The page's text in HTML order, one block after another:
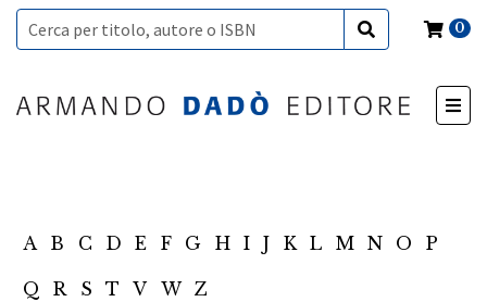
0
A B C D E F G H I J K L M N O P
Q R S T V W Z